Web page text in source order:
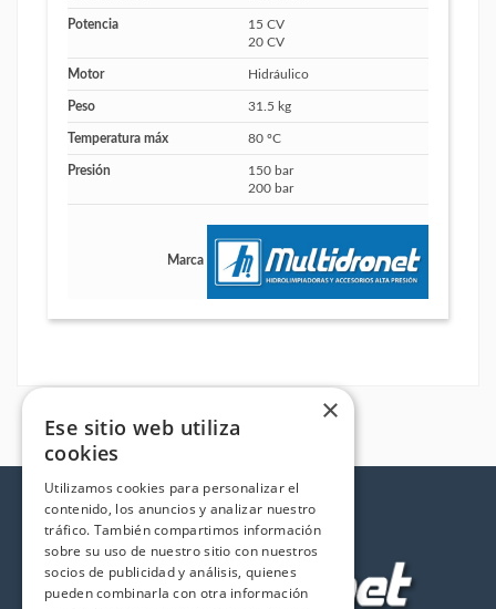
Potencia
15 CV
20 CV
Motor Hidráulico
Peso 31.5 kg
Temperatura máx 80 ºC
Presión
150 bar
200 bar
Marca
×
Ese sitio web utiliza
cookies
Utilizamos cookies para personalizar el
contenido, los anuncios y analizar nuestro
tráfico. También compartimos información
sobre su uso de nuestro sitio con nuestros
socios de publicidad y análisis, quienes
pueden combinarla con otra información